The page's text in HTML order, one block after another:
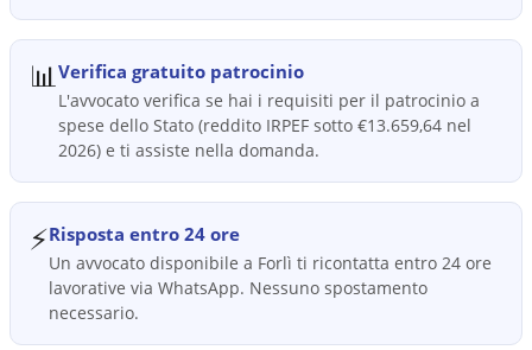
📊Verifica gratuito patrocinio
L'avvocato verifica se hai i requisiti per il patrocinio a
spese dello Stato (reddito IRPEF sotto €13.659,64 nel
2026) e ti assiste nella domanda.
⚡Risposta entro 24 ore
Un avvocato disponibile a Forlì ti ricontatta entro 24 ore
lavorative via WhatsApp. Nessuno spostamento
necessario.